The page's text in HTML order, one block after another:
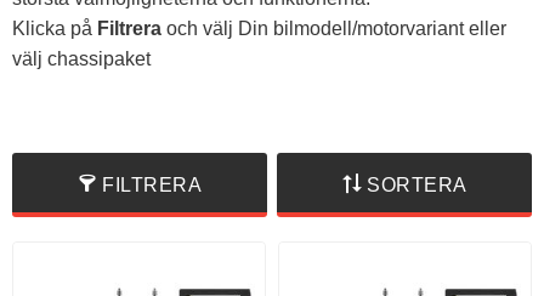
Klicka på Filtrera och välj Din bilmodell/motorvariant eller
välj chassipaket
FILTRERA SORTERA